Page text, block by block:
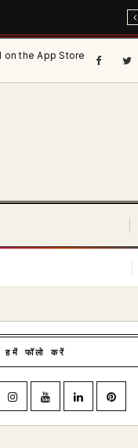
हमें फॉलो करें